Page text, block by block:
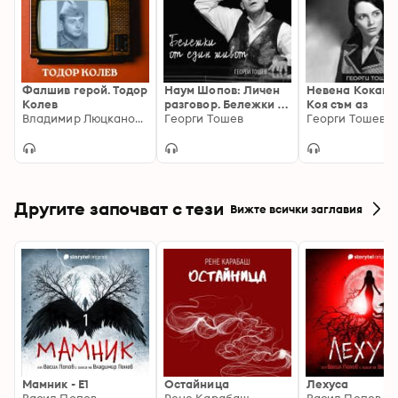
Фалшив герой. Тодор
Колев
Владимир Люцканов, Антоанета Бачурова
Наум Шопов: Личен
разговор. Бележки от
един живот
Георги Тошев
Невена
Коя съм аз
Георги Тошев
Другите започват с тези Вижте всички заглавия
Мамник - E1
Остайница
Лехуса